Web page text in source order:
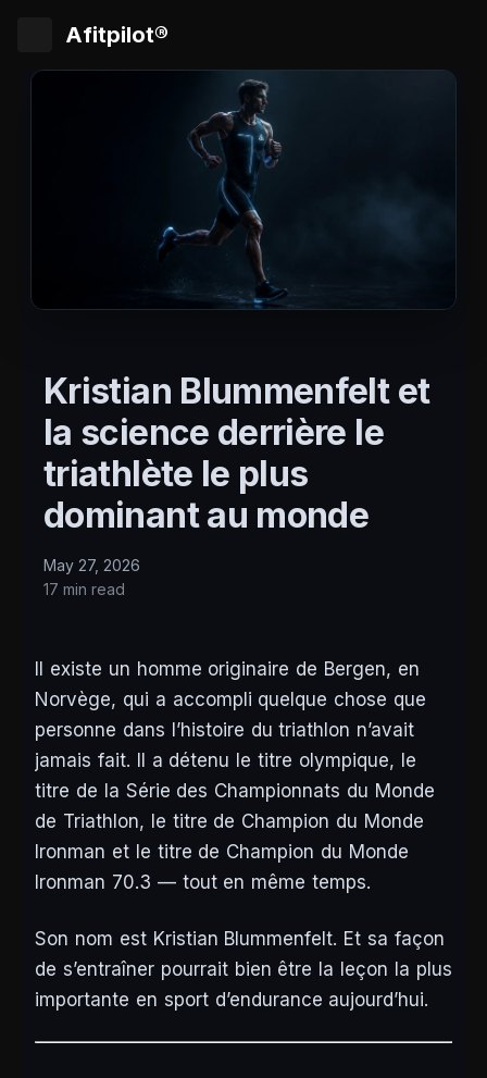
Afitpilot®
Kristian Blummenfelt et
la science derrière le
triathlète le plus
dominant au monde
May 27, 2026
17 min read
Il existe un homme originaire de Bergen, en
Norvège, qui a accompli quelque chose que
personne dans l’histoire du triathlon n’avait
jamais fait. Il a détenu le titre olympique, le
titre de la Série des Championnats du Monde
de Triathlon, le titre de Champion du Monde
Ironman et le titre de Champion du Monde
Ironman 70.3 — tout en même temps.
Son nom est Kristian Blummenfelt. Et sa façon
de s’entraîner pourrait bien être la leçon la plus
importante en sport d’endurance aujourd’hui.